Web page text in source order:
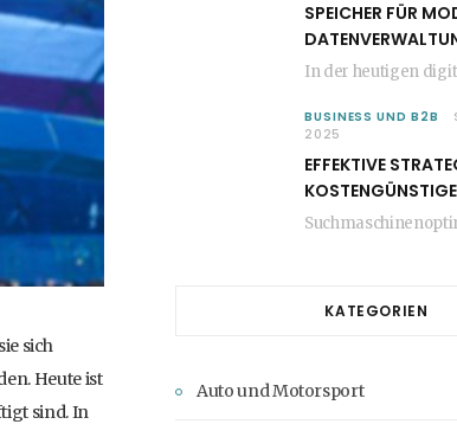
sich
Heute ist
sind. In
SPEICHER FÜR
BUSINESS UND B2B
2025
EFFEKTIVE
KATEGORIEN
Auto und Motorsport